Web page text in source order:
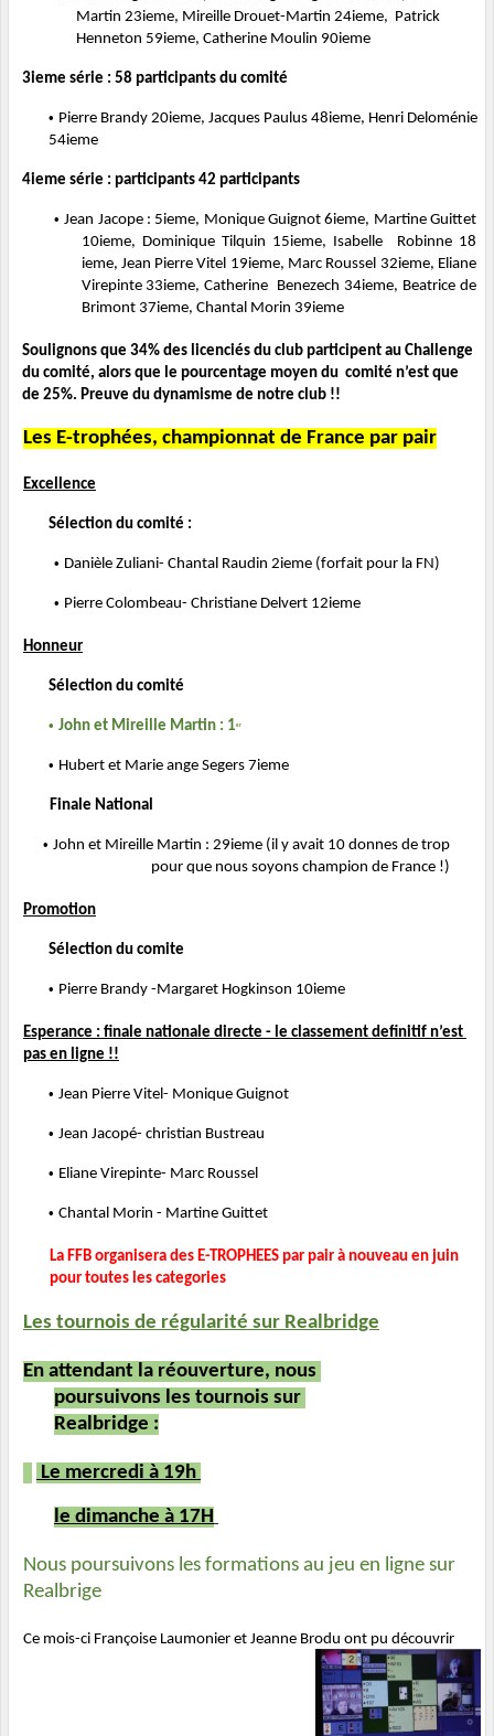
Martin 23ieme, Mireille Drouet-Martin 24ieme, Patrick
Henneton 59ieme, Catherine Moulin 90ieme
3ieme série : 58 participants du comité
• Pierre Brandy 20ieme, Jacques Paulus 48ieme, Henri Deloménie
54ieme
4ieme série : participants 42 participants
• Jean Jacope : 5ieme, Monique Guignot 6ieme, Martine Guittet
10ieme, Dominique Tilquin 15ieme, Isabelle
Robinne 18
ieme, Jean Pierre Vitel 19ieme, Marc Roussel 32ieme, Eliane
Virepinte 33ieme, Catherine Benezech 34ieme, Beatrice de
Brimont 37ieme, Chantal Morin 39ieme
Soulignons que 34% des licenciés du club participent au Challenge
du comité, alors que le pourcentage moyen du comité n’est que
de 25%. Preuve du dynamisme de notre club !!
Les E-trophées, championnat de France par pair
Excellence
Sélection du comité :
• Danièle Zuliani- Chantal Raudin 2ieme (forfait pour la FN)
• Pierre Colombeau- Christiane Delvert 12ieme
Honneur
Sélection du comité
• John et Mireille Martin : 1 er
• Hubert et Marie ange Segers 7ieme
Finale National
• John et Mireille Martin : 29ieme (il y avait 10 donnes de trop
pour que nous soyons champion de France !)
Promotion
Sélection du comite
• Pierre Brandy -Margaret Hogkinson 10ieme
Esperance : finale nationale directe - le classement definitif n’est
pas en ligne !!
• Jean Pierre Vitel- Monique Guignot
• Jean Jacopé- christian Bustreau
• Eliane Virepinte- Marc Roussel
• Chantal Morin - Martine Guittet
La FFB organisera des E-TROPHEES par pair à nouveau en juin
pour toutes les categories
Les tournois de régularité sur Realbridge
En attendant la réouverture, nous
poursuivons les tournois sur
Realbridge :
Le mercredi à 19h
le dimanche à 17H
Nous poursuivons les formations au jeu en ligne sur
Realbrige
Ce mois-ci Françoise Laumonier et Jeanne Brodu ont pu découvrir